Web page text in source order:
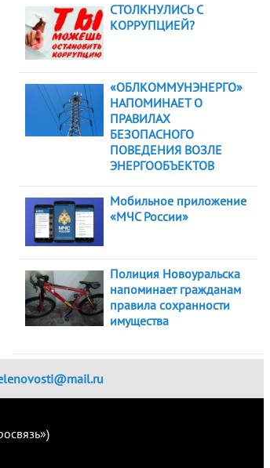
СТОЛКНУЛИСЬ С
КОРРУПЦИЕЙ?
«ОБЛКОММУНЭНЕРГО»
НАПОМИНАЕТ О
ПРАВИЛАХ
БЕЗОПАСНОГО
ПОВЕДЕНИЯ ВОЗЛЕ
ЭНЕРГООБЪЕКТОВ
Мобильное приложение
«МЧС России»
Полиция Новоуральска
напоминает гражданам
правила сохранности
имущества